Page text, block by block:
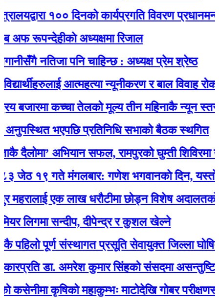
१०० दिनको कार्यप्रगति विवरण प्रधानमन्त्री
अध्यक्षमा रिजाल
नतिजा पनि चाहिन्छ : अध्यक्ष प्रेम श्रेष्ठ
आत्महत्या न्यूनीकरण र बाल विवाह रोकथाम
कच्चा तेलको मूल्य तीन महिनाकै न्यून स्तरमा
भएपछि प्रतिनिधि सभाको बैठक स्थगित
अभियान सफल, रामपुरको घुम्ती शिविरमा
गते मंगलबार: गणेश भगवानकाे दिन, यस्ताे छ
एक लाख धरौटीमा छोड्न विशेष अदालतको आदेश
सन्दीप, दीपेन्द्र र कुशल खेल्ने
पूर्ण संस्थागत प्रसूति सेवायुक्त जिल्ला घोषित
डा. अमरेश कुमार सिंहको संसदमा असन्तुष्टि
कृषिको महाकुम्भः माटोदेखि गोबर परीक्षणसम्म